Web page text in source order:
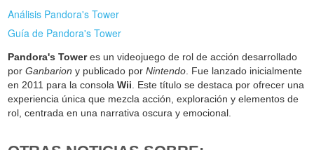
Análisis Pandora's Tower
Guía de Pandora's Tower
Pandora's Toweres un videojuego de rol de acción desarrollado
porGanbarion y publicado porNintendo. Fue lanzado inicialmente
en 2011 para la consolaWii. Este título se destaca por ofrecer una
experiencia única que mezcla acción, exploración y elementos de
rol, centrada en una narrativa oscura y emocional.